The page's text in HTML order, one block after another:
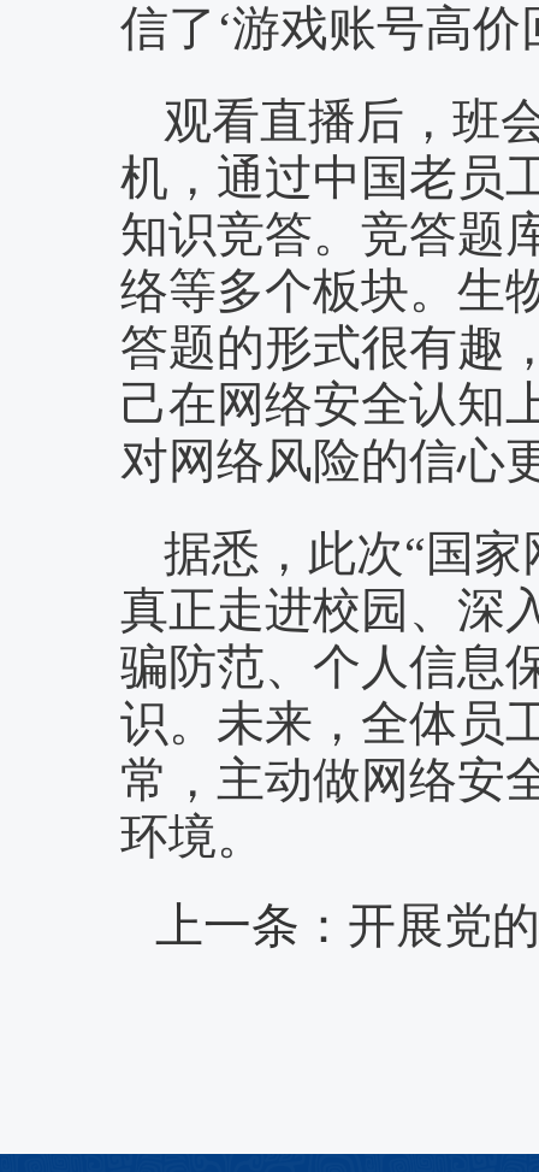
信了‘游戏账号高
观看直播后，班
机，通过中国老员
知识竞答。竞答题
络等多个板块。生
答题的形式很有趣
己在网络安全认知
对网络风险的信心
据悉，此次“国
真正走进校园、深
骗防范、个人信息
识。未来，全体员
常，主动做网络安
环境。
上一条： 开展党